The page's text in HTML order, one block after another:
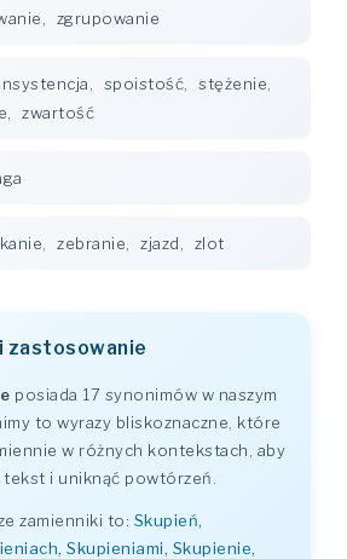
zgrupowanie
spoistość stężenie
zwartość
zebranie zjazd zlot
zastosowanie
posiada 17 synonimów w naszym
to wyrazy bliskoznaczne, które
w różnych kontekstach, aby
i uniknąć powtórzeń.
zamienniki to: Skupień,
Skupieniami, Skupienie,